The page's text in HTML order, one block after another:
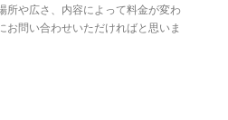
所や広さ、内容によって料金が変わ
お問い合わせいただければと思いま